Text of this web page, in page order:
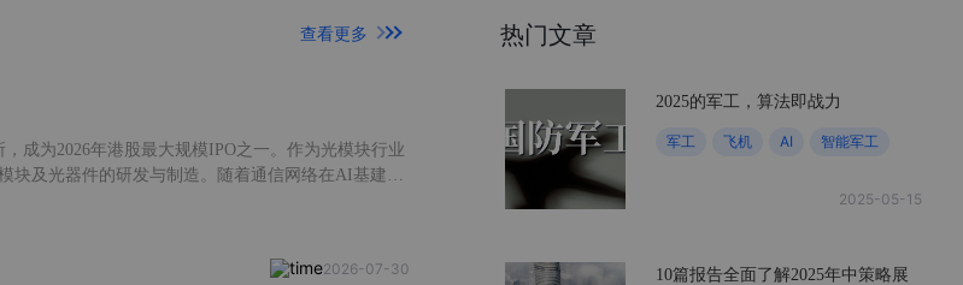
查看更多 热门文章
成为2026年港股最大规模IPO之一。作为光模块行业
块及光器件的研发与制造。随着通信网络在AI基建中
2026-07-30
2025的军工，算法即战力
军工 飞机 AI 智能军工
2025-05-15
10篇报告全面了解2025年中策略展